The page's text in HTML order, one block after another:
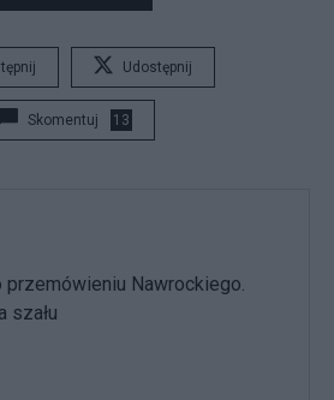
Udostępnij
Skomentuj 13
przemówieniu Nawrockiego.
szału